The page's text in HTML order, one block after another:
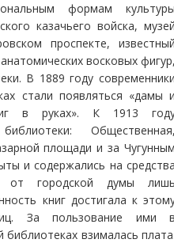
формам
казачьего войска,
проспекте,
восковых
В 1889 году
стали появляться «дамы
в руках». К 1913
площади и за
и содержались на
от городской думы
книг достигала к
За пользование ими
взималась